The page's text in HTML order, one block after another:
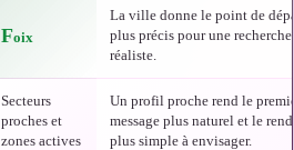
Foix
La ville donne le point de
plus précis pour une
réaliste.
Secteurs
proches et
zones actives
Un profil proche rend le
message plus naturel et le
plus simple à envisager.